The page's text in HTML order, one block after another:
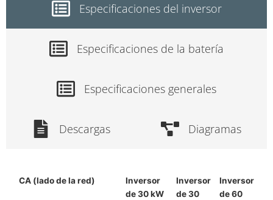
Especificaciones del inversor
Especificaciones de la batería
Especificaciones generales
Descargas Diagramas
CA (lado de la red)
Inversor
de 30 kW
Inversor
de 30
Inversor
de 60